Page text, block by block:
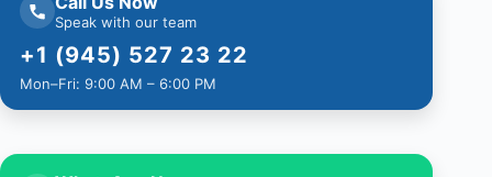
Speak with our team
+1 (945) 527 23 22
Mon–Fri: 9:00 AM – 6:00 PM